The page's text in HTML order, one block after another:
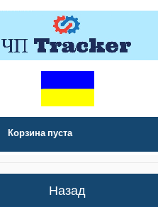
Корзина пуста
Назад